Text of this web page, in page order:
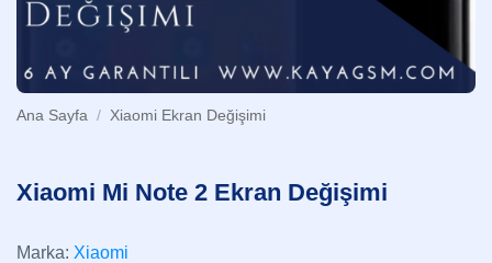
Ana Sayfa / Xiaomi Ekran Değişimi
Xiaomi Mi Note 2 Ekran Değişimi
Marka: Xiaomi